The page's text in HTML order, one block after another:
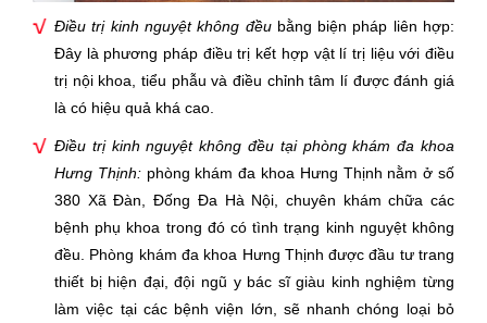
Điều trị kinh nguyệt không đềubằng biện pháp liên hợp:
Đây là phương pháp điều trị kết hợp vật lí trị liệu với điều
trị nội khoa, tiểu phẫu và điều chỉnh tâm lí được đánh giá
là có hiệu quả khá cao.
Điều trị kinh nguyệt không đều tại phòng khám đa khoa
Hưng Thịnh: phòng khám đa khoa Hưng Thịnh nằm ở số
380 Xã Đàn, Đống Đa Hà Nội, chuyên khám chữa các
bệnh phụ khoa trong đó có tình trạng kinh nguyệt không
đều. Phòng khám đa khoa Hưng Thịnh được đầu tư trang
thiết bị hiện đại, đội ngũ y bác sĩ giàu kinh nghiệm từng
làm việc tại các bệnh viện lớn, sẽ nhanh chóng loại bỏ